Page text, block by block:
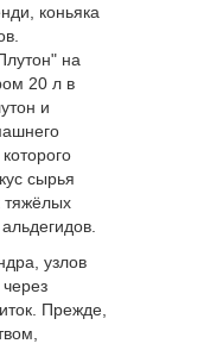
коньяка
на
20 л в
и
сырья
тяжёлых
узлов
Прежде,